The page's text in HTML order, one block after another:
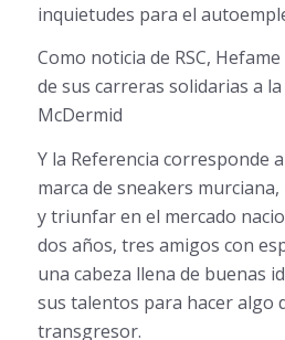
inquietudes para el
Como noticia de RSC,
de sus carreras solidarias a
McDermid
Y la Referencia corresponde
marca de sneakers
y triunfar en el mercado
dos años, tres amigos con
una cabeza llena de buenas
sus talentos para hacer algo
transgresor.